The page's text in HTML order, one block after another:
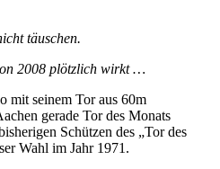
täuschen.
2008 plötzlich wirkt …
mit seinem Tor aus 60m
gerade Tor des Monats
Schützen des „Tor des
Wahl im Jahr 1971.